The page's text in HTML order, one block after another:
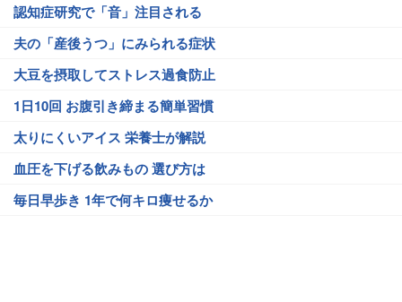
認知症研究で「音」注目される
夫の「産後うつ」にみられる症状
大豆を摂取してストレス過食防止
1日10回 お腹引き締まる簡単習慣
太りにくいアイス 栄養士が解説
血圧を下げる飲みもの 選び方は
毎日早歩き 1年で何キロ痩せるか